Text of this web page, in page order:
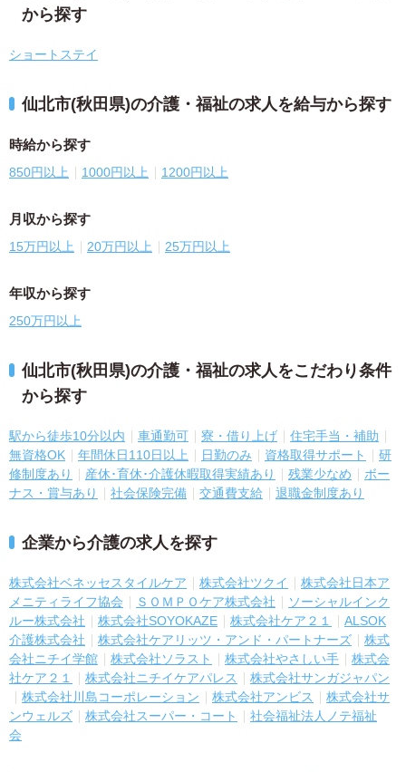
から探す
ショートステイ
仙北市(秋田県)の介護・福祉の求人を給与から探す
時給から探す
850円以上 1000円以上 1200円以上
月収から探す
15万円以上 20万円以上 25万円以上
年収から探す
250万円以上
仙北市(秋田県)の介護・福祉の求人をこだわり条件
から探す
駅から徒歩10分以内 車通勤可 寮・借り上げ
住宅手当・補助
無資格OK
年間休日110日以上 日勤のみ 資格取得サポート
研
修制度あり
産休･育休･介護休暇取得実績あり 残業少なめ
ボー
ナス・賞与あり
社会保険完備 交通費支給 退職金制度あり
企業から介護の求人を探す
株式会社ベネッセスタイルケア 株式会社ツクイ
株式会社日本ア
メニティライフ協会
ＳＯＭＰＯケア株式会社
ソーシャルインク
ルー株式会社
株式会社SOYOKAZE 株式会社ケア２１
ALSOK
介護株式会社
株式会社ケアリッツ・アンド・パートナーズ
株式
会社ニチイ学館
株式会社ソラスト 株式会社やさしい手
株式会
社ケア２１
株式会社ニチイケアパレス
株式会社サンガジャパン
株式会社川島コーポレーション
株式会社アンビス
株式会社サ
ンウェルズ
株式会社スーパー・コート
社会福祉法人ノテ福祉
会